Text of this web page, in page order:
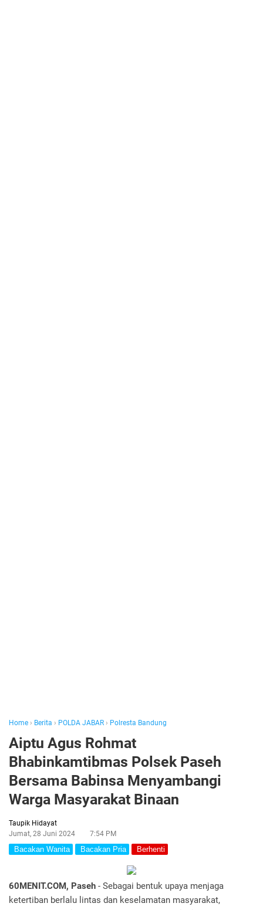
Home › Berita › POLDA JABAR › Polresta Bandung
Aiptu Agus Rohmat
Bhabinkamtibmas Polsek Paseh
Bersama Babinsa Menyambangi
Warga Masyarakat Binaan
Taupik Hidayat
Jumat, 28 Juni 2024
7:54 PM
Bacakan Wanita Bacakan Pria Berhenti
60MENIT.COM, Paseh - Sebagai bentuk upaya menjaga
ketertiban berlalu lintas dan keselamatan masyarakat,